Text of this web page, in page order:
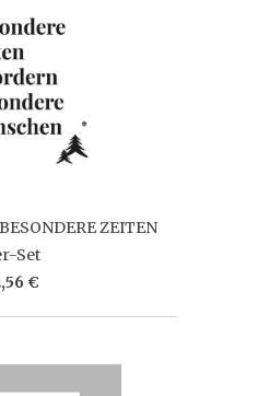
ZEITEN
Set
€